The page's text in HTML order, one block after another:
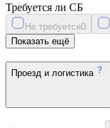
Требуется ли СБ
Не требуется0
Показать ещё
Проезд и логистика